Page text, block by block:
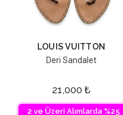
LOUIS VUITTON
Deri Sandalet
21,000 ₺
2 ve Üzeri Alımlarda %25